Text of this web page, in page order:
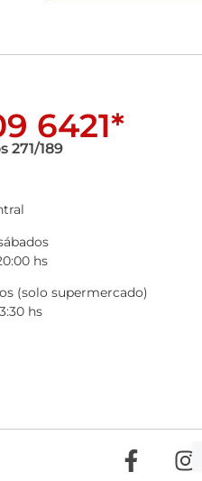
6421*
271/189
hs
(solo supermercado)
hs